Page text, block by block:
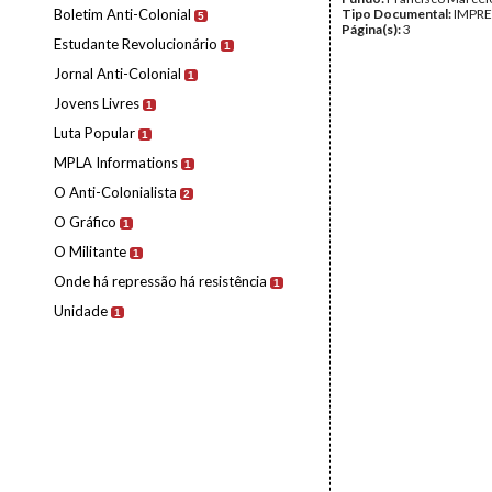
Boletim Anti-Colonial 5
Estudante Revolucionário 1
Jornal Anti-Colonial 1
Jovens Livres 1
Luta Popular 1
MPLA Informations 1
O Anti-Colonialista 2
O Gráfico 1
O Militante 1
Onde há repressão há resistência 1
Unidade 1
Tipo Documental:
Página(s):3